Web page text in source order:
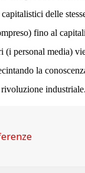
delle
fino al
personal media)
la
industriale.